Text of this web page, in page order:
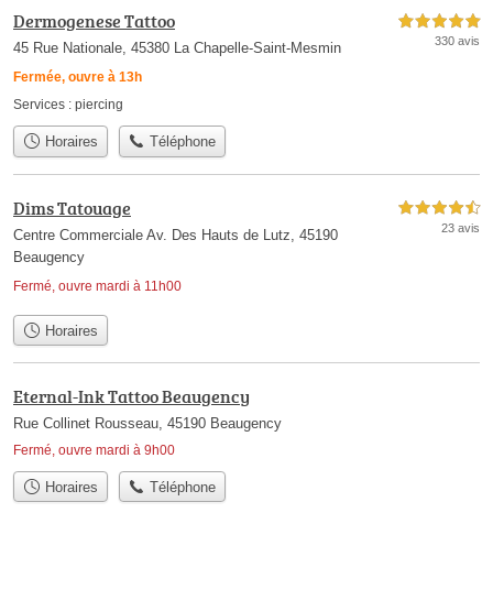
Dermogenese Tattoo
45 Rue Nationale, 45380 La Chapelle-Saint-Mesmin
Fermée, ouvre à 13h
5,0 étoiles sur 5
330 avis
Services : piercing
Horaires Téléphone
Dims Tatouage
Centre Commerciale Av. Des Hauts de Lutz, 45190
Beaugency
Fermé, ouvre mardi à 11h00
4,5 étoiles sur 5
23 avis
Horaires
Eternal-Ink Tattoo Beaugency
Rue Collinet Rousseau, 45190 Beaugency
Fermé, ouvre mardi à 9h00
Horaires Téléphone